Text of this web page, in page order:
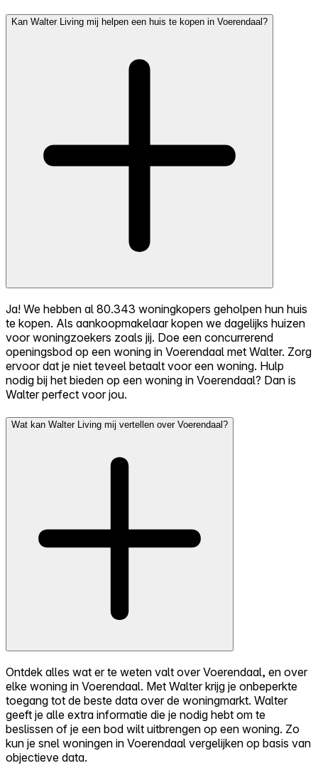
Kan Walter Living mij helpen een huis te kopen in Voerendaal?
Ja! We hebben al 80.343 woningkopers geholpen hun huis
te kopen. Als aankoopmakelaar kopen we dagelijks huizen
voor woningzoekers zoals jij. Doe een concurrerend
openingsbod op een woning in Voerendaal met Walter. Zorg
ervoor dat je niet teveel betaalt voor een woning. Hulp
nodig bij het bieden op een woning in Voerendaal? Dan is
Walter perfect voor jou.
Wat kan Walter Living mij vertellen over Voerendaal?
Ontdek alles wat er te weten valt over Voerendaal, en over
elke woning in Voerendaal. Met Walter krijg je onbeperkte
toegang tot de beste data over de woningmarkt. Walter
geeft je alle extra informatie die je nodig hebt om te
beslissen of je een bod wilt uitbrengen op een woning. Zo
kun je snel woningen in Voerendaal vergelijken op basis van
objectieve data.